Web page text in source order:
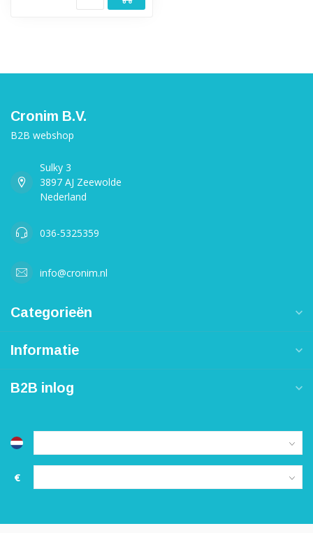
Cronim B.V.
B2B webshop
Sulky 3
3897 AJ Zeewolde
Nederland
036-5325359
info@cronim.nl
Categorieën
Informatie
B2B inlog
€